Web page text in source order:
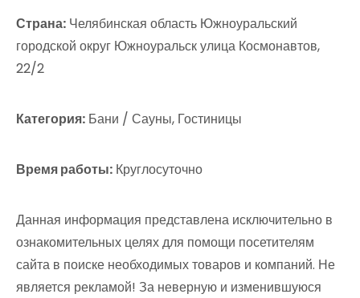
Страна: Челябинская область Южноуральский
городской округ Южноуральск улица Космонавтов,
22/2
Категория: Бани / Сауны, Гостиницы
Время работы: Круглосуточно
Данная информация представлена исключительно в
ознакомительных целях для помощи посетителям
сайта в поиске необходимых товаров и компаний. Не
является рекламой! За неверную и изменившуюся